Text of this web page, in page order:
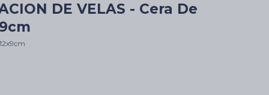
DE VELAS - Cera De